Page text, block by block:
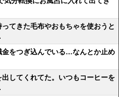
てきた毛布やおもちゃを使おうと
をつぎ込んでいる…なんとか止め
してくれてた。いつもコーヒーを